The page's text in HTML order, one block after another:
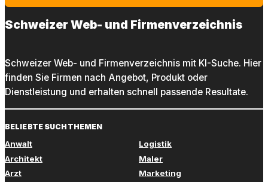
Schweizer Web- und Firmenverzeichnis
Schweizer Web- und Firmenverzeichnis mit KI-Suche. Hier
finden Sie Firmen nach Angebot, Produkt oder
Dienstleistung und erhalten schnell passende Resultate.
BELIEBTE SUCHTHEMEN
Anwalt
Architekt
Arzt
Logistik
Maler
Marketing